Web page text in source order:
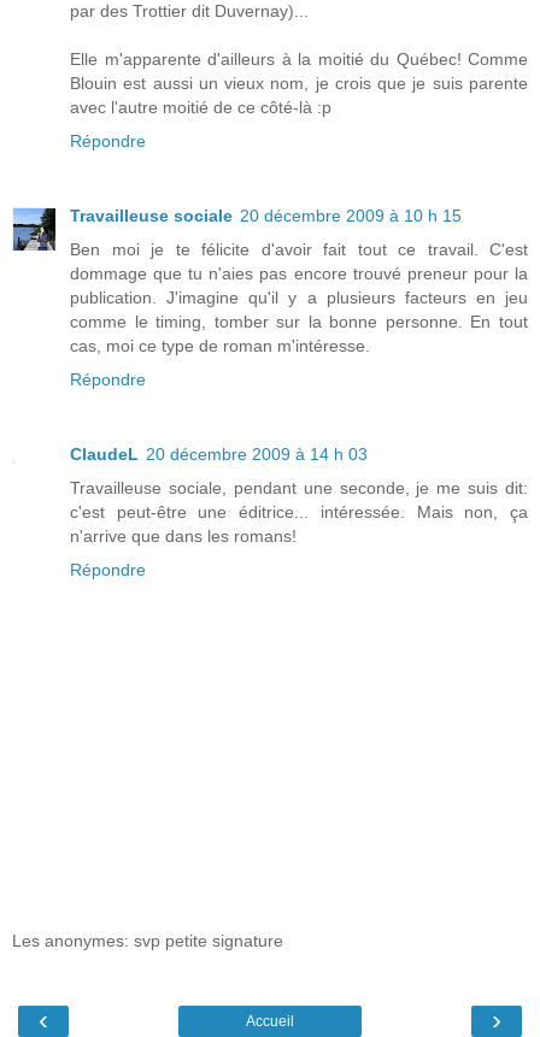
par des Trottier dit Duvernay)...
Elle m'apparente d'ailleurs à la moitié du Québec! Comme
Blouin est aussi un vieux nom, je crois que je suis parente
avec l'autre moitié de ce côté-là :p
Répondre
Travailleuse sociale 20 décembre 2009 à 10 h 15
Ben moi je te félicite d'avoir fait tout ce travail. C'est
dommage que tu n'aies pas encore trouvé preneur pour la
publication. J'imagine qu'il y a plusieurs facteurs en jeu
comme le timing, tomber sur la bonne personne. En tout
cas, moi ce type de roman m'intéresse.
Répondre
ClaudeL 20 décembre 2009 à 14 h 03
Travailleuse sociale, pendant une seconde, je me suis dit:
c'est peut-être une éditrice... intéressée. Mais non, ça
n'arrive que dans les romans!
Répondre
Les anonymes: svp petite signature
‹ ›
Accueil